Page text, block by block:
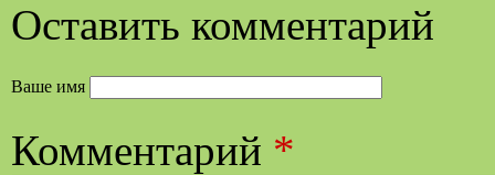
Оставить комментарий
Ваше имя
Комментарий *